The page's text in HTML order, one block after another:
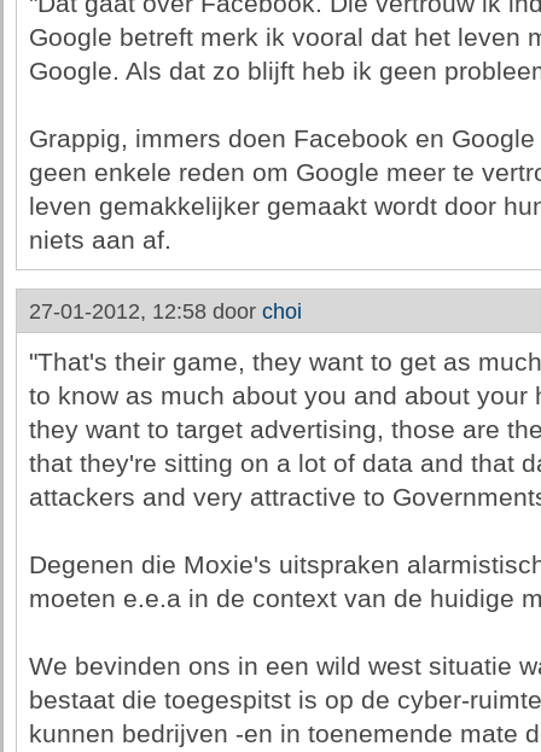
Google betreft merk ik vooral dat het leven
Google. Als dat zo blijft heb ik geen
Grappig, immers doen Facebook en
geen enkele reden om Google meer te
leven gemakkelijker gemaakt wordt door
niets aan af.
27-01-2012, 12:58 door choi
"That's their game, they want to get as
to know as much about you and about your
they want to target advertising, those are
that they're sitting on a lot of data and that
attackers and very attractive to
Degenen die Moxie's uitspraken
moeten e.e.a in de context van de huidige
We bevinden ons in een wild west situatie
bestaat die toegespitst is op de cyber-
kunnen bedrijven -en in toenemende mate